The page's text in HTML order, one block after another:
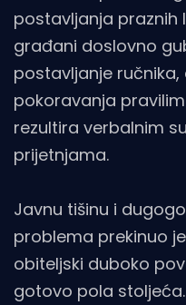
postavljanja praznih
građani doslovno
postavljanje
pokoravanja
rezultira verbalnim
prijetnjama.
Javnu tišinu i
problema prekinuo
obiteljski duboko
gotovo pola